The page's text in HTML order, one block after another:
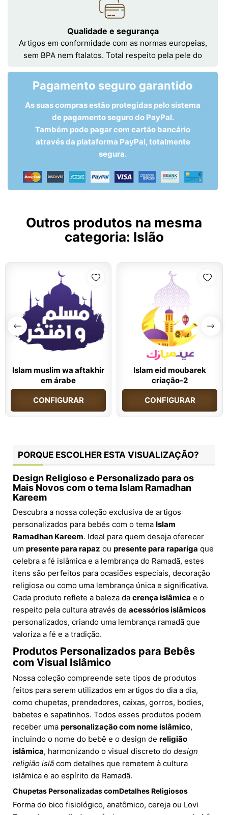
Qualidade e segurança
Artigos em conformidade com as normas europeias,
sem BPA nem ftalatos. Total respeito pela pele do
Pagamento seguro garantido
As suas compras estão protegidas pelo sistema
de pagamento seguro do PayPal.
Também pode pagar com cartão bancário
através da plataforma PayPal, totalmente
segura.
Outros produtos na mesma
categoria: Islão
Islam muslim wa aftakhir
em árabe
CONFIGURAR
Islam eid moubarek
criação-2
CONFIGURAR
PORQUE ESCOLHER ESTA VISUALIZAÇÃO?
Design Religioso e Personalizado para os
Mais Novos com o tema Islam Ramadhan
Kareem
Descubra a nossa coleção exclusiva de artigos
personalizados para bebés com o tema Islam
Ramadhan Kareem. Ideal para quem deseja oferecer
um presente para rapaz ou presente para rapariga que
celebra a fé islâmica e a lembrança do Ramadã, estes
itens são perfeitos para ocasiões especiais, decoração
religiosa ou como uma lembrança única e significativa.
Cada produto reflete a beleza da crença islâmica e o
respeito pela cultura através de acessórios islâmicos
personalizados, criando uma lembrança ramadã que
valoriza a fé e a tradição.
Produtos Personalizados para Bebês
com Visual Islâmico
Nossa coleção compreende sete tipos de produtos
feitos para serem utilizados em artigos do dia a dia,
como chupetas, prendedores, caixas, gorros, bodies,
babetes e sapatinhos. Todos esses produtos podem
receber uma personalização com nome islâmico,
incluindo o nome do bebê e o design de religião
islâmica, harmonizando o visual discreto do design
religião islã com detalhes que remetem à cultura
islâmica e ao espírito de Ramadã.
Chupetas Personalizadas comDetalhes Religiosos
Forma do bico fisiológico, anatômico, cereja ou Lovi